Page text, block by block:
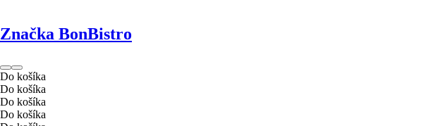
Značka BonBistro
Do košíka
Do košíka
Do košíka
Do košíka